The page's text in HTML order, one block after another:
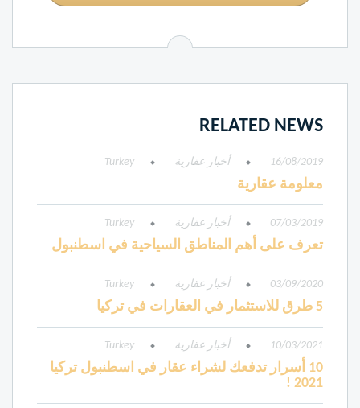
RELATED NEWS
16/08/2019 أخبار عقارية Turkey
معلومة عقارية
07/03/2019 أخبار عقارية Turkey
تعرف على أهم المناطق السياحية في اسطنبول
03/09/2020 أخبار عقارية Turkey
5 طرق للاستثمار في العقارات في تركيا
10/03/2021 أخبار عقارية Turkey
10 أسرار تدفعك لشراء عقار في اسطنبول تركيا
2021 !